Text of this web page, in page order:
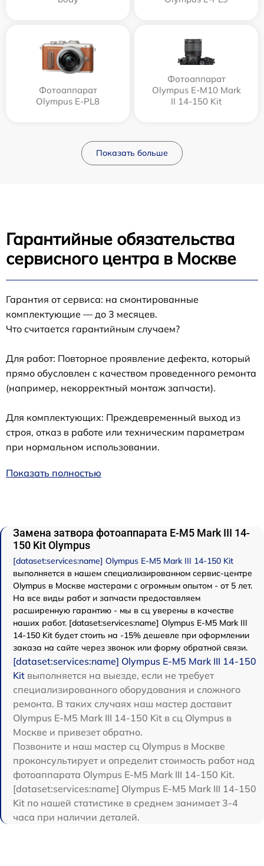
Фотоаппарат
Olympus E-PL8
Фотоаппарат
Olympus E‑M10 Mark
II 14-150 Kit
Показать больше
Гарантийные обязательства
сервисного центра в Москве
Гарантия от сервиса: на смонтированные
комплектующие — до 3 месяцев.
Что считается гарантийным случаем?
Для работ: Повторное проявление дефекта, который
прямо обусловлен с качеством проведенного ремонта
(например, некорректный монтаж запчасти).
Для комплектующих: Преждевременный выход из
строя, отказ в работе или техническим параметрам
при нормальном использовании.
Показать полностью
Замена затвора фотоаппарата E‑M5 Mark III 14-
150 Kit Olympus
[dataset:services:name] Olympus E‑M5 Mark III 14-150 Kit
выполняется в нашем специализированном сервис-центре
Olympus в Москве мастерами с огромным опытом - от 5 лет.
На все виды работ и запчасти предоставляем
расширенную гарантию - мы в сц уверены в качестве
наших работ. [dataset:services:name] Olympus E‑M5 Mark III
14-150 Kit будет стоить на -15% дешевле при оформлении
заказа на сайте через звонок или форму обратной связи.
[dataset:services:name] Olympus E‑M5 Mark III 14-150
Kit выполняется на выезде, если не требует
специализированного оборудования и сложного
ремонта. В таких случаях наш мастер доставит
Olympus E‑M5 Mark III 14-150 Kit в сц Olympus в
Москве и привезет обратно.
Позвоните и наш мастер сц Olympus в Москве
проконсультирует и определит стоимость работ над
фотоаппарата Olympus E‑M5 Mark III 14-150 Kit.
[dataset:services:name] Olympus E‑M5 Mark III 14-150
Kit по нашей статистике в среднем занимает 3-4
часа при наличии деталей.